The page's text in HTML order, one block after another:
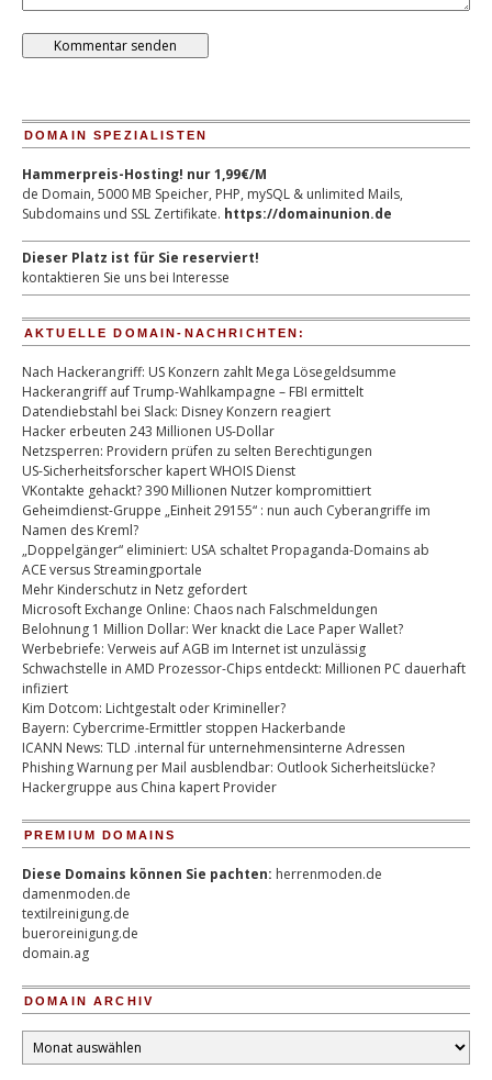
DOMAIN SPEZIALISTEN
Hammerpreis-Hosting! nur 1,99€/M
de Domain, 5000 MB Speicher, PHP, mySQL & unlimited Mails,
Subdomains und SSL Zertifikate. https://domainunion.de
Dieser Platz ist für Sie reserviert!
kontaktieren Sie uns bei Interesse
AKTUELLE DOMAIN-NACHRICHTEN:
Nach Hackerangriff: US Konzern zahlt Mega Lösegeldsumme
Hackerangriff auf Trump-Wahlkampagne – FBI ermittelt
Datendiebstahl bei Slack: Disney Konzern reagiert
Hacker erbeuten 243 Millionen US-Dollar
Netzsperren: Providern prüfen zu selten Berechtigungen
US-Sicherheitsforscher kapert WHOIS Dienst
VKontakte gehackt? 390 Millionen Nutzer kompromittiert
Geheimdienst-Gruppe „Einheit 29155“ : nun auch Cyberangriffe im
Namen des Kreml?
„Doppelgänger“ eliminiert: USA schaltet Propaganda-Domains ab
ACE versus Streamingportale
Mehr Kinderschutz in Netz gefordert
Microsoft Exchange Online: Chaos nach Falschmeldungen
Belohnung 1 Million Dollar: Wer knackt die Lace Paper Wallet?
Werbebriefe: Verweis auf AGB im Internet ist unzulässig
Schwachstelle in AMD Prozessor-Chips entdeckt: Millionen PC dauerhaft
infiziert
Kim Dotcom: Lichtgestalt oder Krimineller?
Bayern: Cybercrime-Ermittler stoppen Hackerbande
ICANN News: TLD .internal für unternehmensinterne Adressen
Phishing Warnung per Mail ausblendbar: Outlook Sicherheitslücke?
Hackergruppe aus China kapert Provider
PREMIUM DOMAINS
Diese Domains können Sie pachten: herrenmoden.de
damenmoden.de
textilreinigung.de
bueroreinigung.de
domain.ag
DOMAIN ARCHIV
Domain
Archiv